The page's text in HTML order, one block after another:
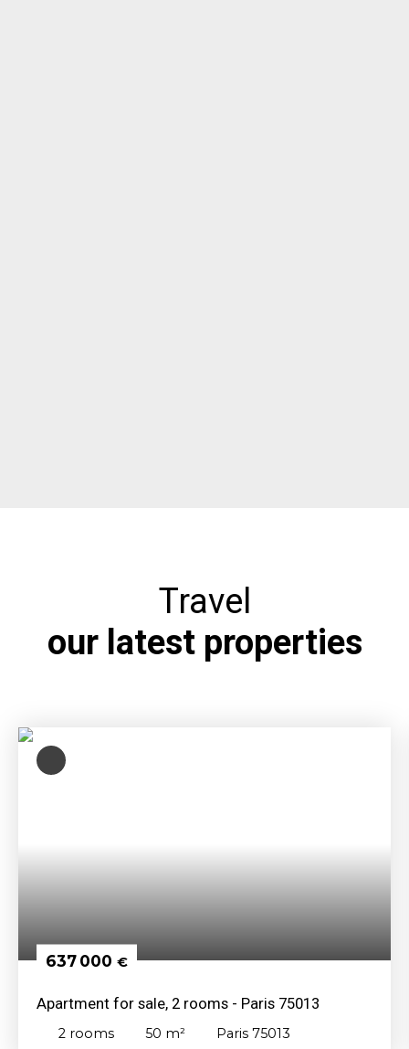
Travel
our latest properties
637 000 €
Apartment for sale, 2 rooms - Paris 75013
2 rooms 50 m² Paris 75013